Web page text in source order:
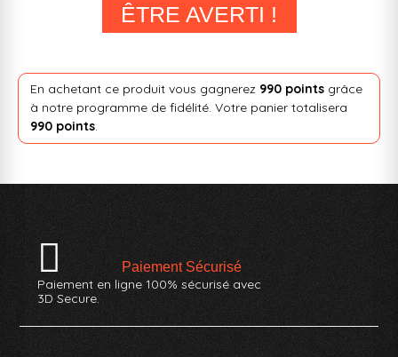
ÊTRE AVERTI !
En achetant ce produit vous gagnerez 990 pointsgrâce
à notre programme de fidélité. Votre panier totalisera
990 points.
Paiement Sécurisé
Paiement en ligne 100% sécurisé avec
3D Secure.